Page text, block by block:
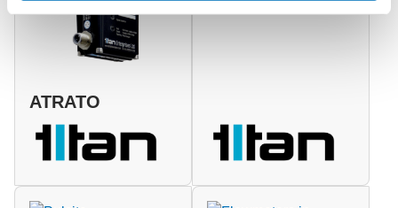
ATRATO